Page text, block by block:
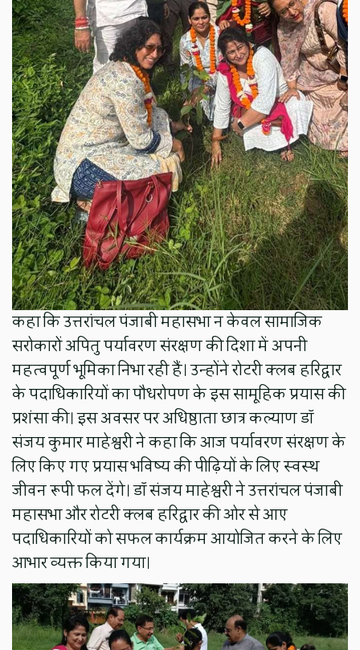
कहा कि उत्तरांचल पंजाबी महासभा न केवल सामाजिक
सरोकारों अपितु पर्यावरण संरक्षण की दिशा में अपनी
महत्वपूर्ण भूमिका निभा रही हैं। उन्होंने रोटरी क्लब हरिद्वार
के पदाधिकारियों का पौधरोपण के इस सामूहिक प्रयास की
प्रशंसा की। इस अवसर पर अधिष्ठाता छात्र कल्याण डॉ
संजय कुमार माहेश्वरी ने कहा कि आज पर्यावरण संरक्षण के
लिए किए गए प्रयास भविष्य की पीढ़ियों के लिए स्वस्थ
जीवन रूपी फल देंगे। डॉ संजय माहेश्वरी ने उत्तरांचल पंजाबी
महासभा और रोटरी क्लब हरिद्वार की ओर से आए
पदाधिकारियों को सफल कार्यक्रम आयोजित करने के लिए
आभार व्यक्त किया गया।